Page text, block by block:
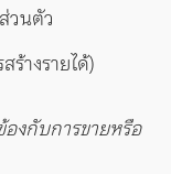
วนตัว
างรายได้)
งกับการขายหรือ